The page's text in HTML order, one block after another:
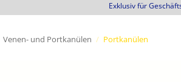
Exklusiv für
Venen- und Portkanülen / Portkanülen